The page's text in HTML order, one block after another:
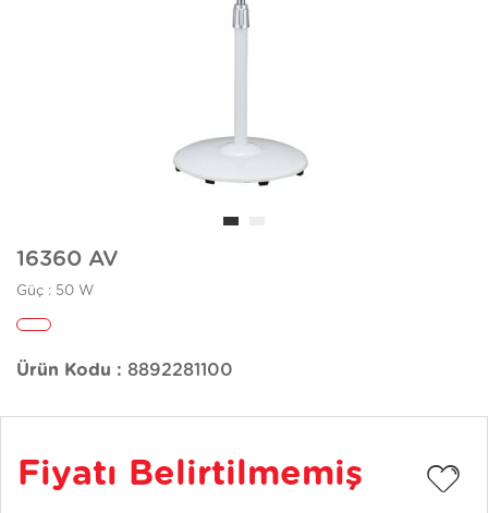
16360 AV
Güç : 50 W
Ürün Kodu : 8892281100
Fiyatı Belirtilmemiş